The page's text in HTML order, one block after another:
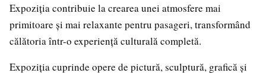
Expoziția contribuie la crearea unei atmosfere mai
primitoare și mai relaxante pentru pasageri, transformând
călătoria într-o experiență culturală completă.
Expoziția cuprinde opere de pictură, sculptură, grafică și